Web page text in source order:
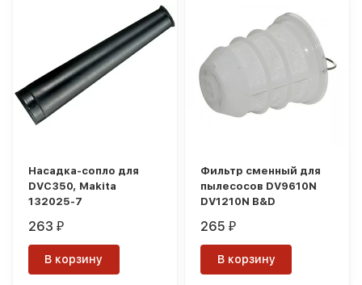
Насадка-сопло для
DVC350, Makita
132025-7
263₽
В корзину
Фильтр сменный для
пылесосов DV9610N
DV1210N B&D
265₽
В корзину